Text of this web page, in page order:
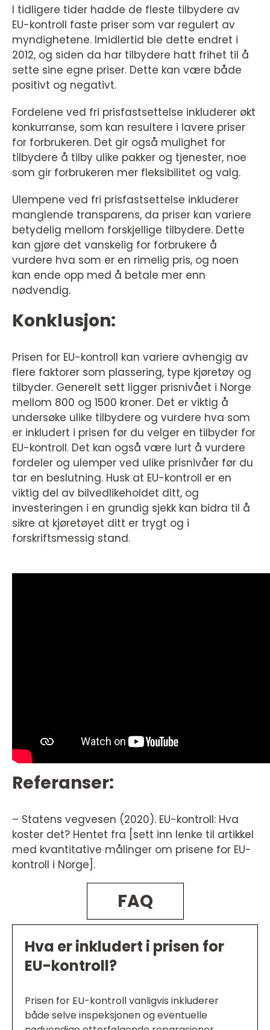
I tidligere tider hadde de fleste tilbydere av
EU-kontroll faste priser som var regulert av
myndighetene. Imidlertid ble dette endret i
2012, og siden da har tilbydere hatt frihet til å
sette sine egne priser. Dette kan være både
positivt og negativt.
Fordelene ved fri prisfastsettelse inkluderer økt
konkurranse, som kan resultere i lavere priser
for forbrukeren. Det gir også mulighet for
tilbydere å tilby ulike pakker og tjenester, noe
som gir forbrukeren mer fleksibilitet og valg.
Ulempene ved fri prisfastsettelse inkluderer
manglende transparens, da priser kan variere
betydelig mellom forskjellige tilbydere. Dette
kan gjøre det vanskelig for forbrukere å
vurdere hva som er en rimelig pris, og noen
kan ende opp med å betale mer enn
nødvendig.
Konklusjon:
Prisen for EU-kontroll kan variere avhengig av
flere faktorer som plassering, type kjøretøy og
tilbyder. Generelt sett ligger prisnivået i Norge
mellom 800 og 1500 kroner. Det er viktig å
undersøke ulike tilbydere og vurdere hva som
er inkludert i prisen før du velger en tilbyder for
EU-kontroll. Det kan også være lurt å vurdere
fordeler og ulemper ved ulike prisnivåer før du
tar en beslutning. Husk at EU-kontroll er en
viktig del av bilvedlikeholdet ditt, og
investeringen i en grundig sjekk kan bidra til å
sikre at kjøretøyet ditt er trygt og i
forskriftsmessig stand.
Referanser:
– Statens vegvesen (2020). EU-kontroll: Hva
koster det? Hentet fra [sett inn lenke til artikkel
med kvantitative målinger om prisene for EU-
kontroll i Norge].
FAQ
Hva er inkludert i prisen for
EU-kontroll?
Prisen for EU-kontroll vanligvis inkluderer
både selve inspeksjonen og eventuelle